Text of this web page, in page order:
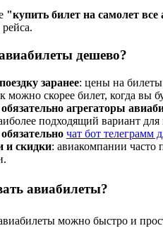
"купить билет на самолет
дешево?
заранее: цены на билеты
можно скорее билет, когда вы
агрегаторы
подходящий вариант для
чат бот телеграмм
и скидки: авиакомпании
авиабилеты?
можно быстро и